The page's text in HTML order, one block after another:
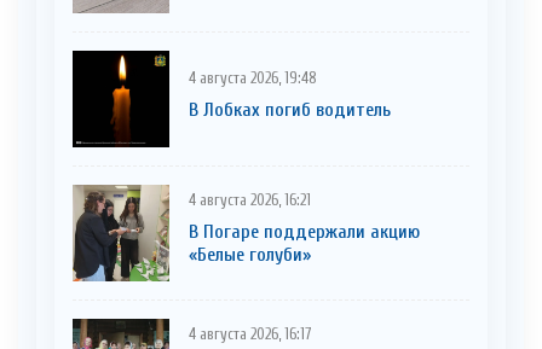
4 августа 2026, 19:48
В Лобках погиб водитель
4 августа 2026, 16:21
В Погаре поддержали акцию
«Белые голуби»
4 августа 2026, 16:17